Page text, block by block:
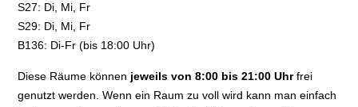
S27: Di, Mi, Fr
S29: Di, Mi, Fr
B136: Di-Fr (bis 18:00 Uhr)
Diese Räume können jeweils von 8:00 bis 21:00 Uhrfrei
genutzt werden. Wenn ein Raum zu voll wird kann man einfach